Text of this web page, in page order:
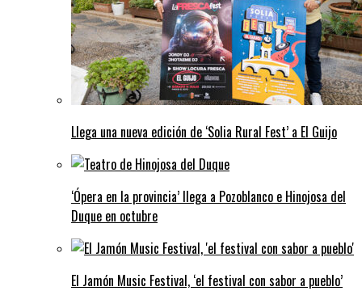
Llega una nueva edición de ‘Solia Rural Fest’ a El Guijo
‘Ópera en la provincia’ llega a Pozoblanco e Hinojosa del
Duque en octubre
El Jamón Music Festival, ‘el festival con sabor a pueblo’